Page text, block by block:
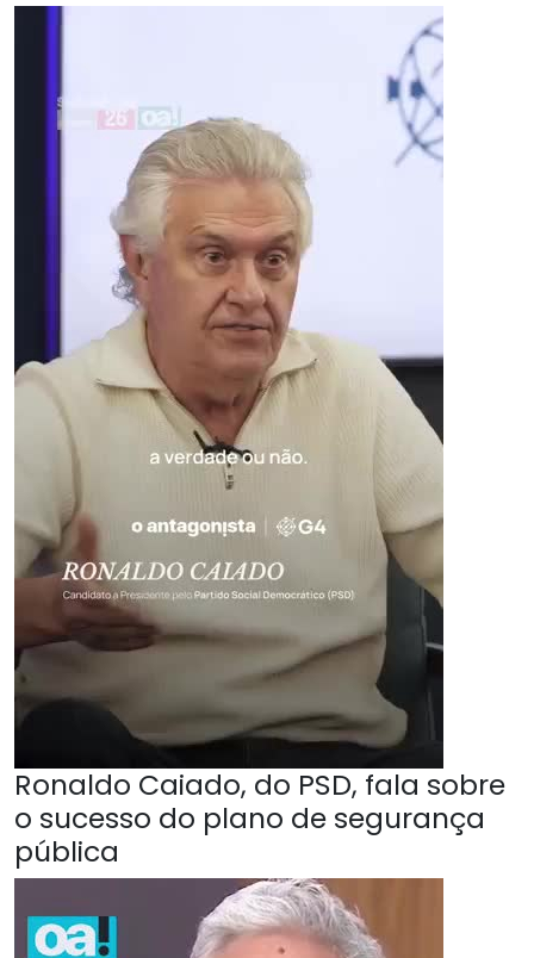
Ronaldo Caiado, do PSD, fala sobre
o sucesso do plano de segurança
pública